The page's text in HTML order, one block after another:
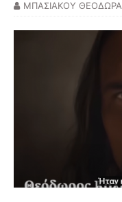
ΜΠΑΣΙΑΚΟΥ ΘΕΟΔΩΡΑ